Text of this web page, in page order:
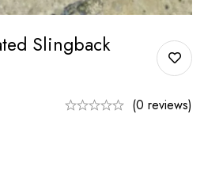
Slingback
(0 reviews)